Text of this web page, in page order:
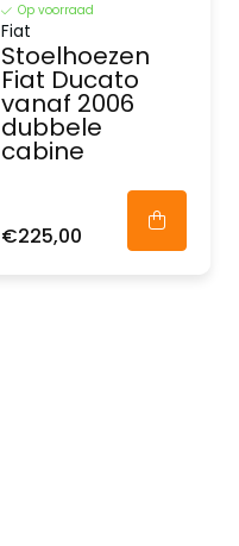
Op voorraad
Fiat
Stoelhoezen
Fiat Ducato
vanaf 2006
dubbele
cabine
€225,00